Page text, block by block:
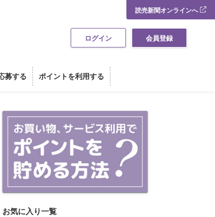
読売新聞オンラインへ
ログイン 会員登録
募する ポイントを利用する
お買い物・サービス利用でポイント
お気に入り一覧